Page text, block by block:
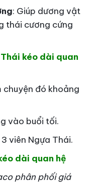
: Giúp dương vật
thái cương cứng
kéo dài quan
chuyện đó khoảng
vào buổi tối.
viên Ngựa Thái.
dài quan hệ
phân phối giá